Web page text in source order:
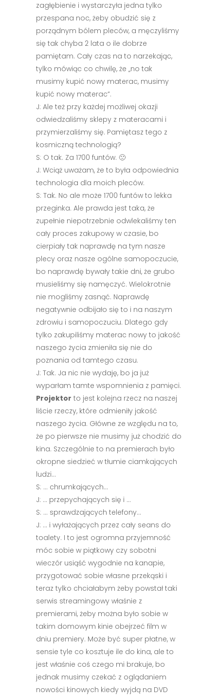
zagłębienie i wystarczyła jedna tylko
przespana noc, żeby obudzić się z
porządnym bólem pleców, a męczyliśmy
się tak chyba 2 lata o ile dobrze
pamiętam. Cały czas na to narzekając,
tylko mówiąc co chwilę, że „no tak
musimy kupić nowy materac, musimy
kupić nowy materac”.
J: Ale też przy każdej możliwej okazji
odwiedzaliśmy sklepy z materacami i
przymierzaliśmy się. Pamiętasz tego z
kosmiczną technologią?
S: O tak. Za 1700 funtów. 🙁
J: Wciąż uważam, że to była odpowiednia
technologia dla moich pleców.
S: Tak. No ale może 1700 funtów to lekka
przeginka. Ale prawda jest taka, że
zupełnie niepotrzebnie odwlekaliśmy ten
cały proces zakupowy w czasie, bo
cierpiały tak naprawdę na tym nasze
plecy oraz nasze ogólne samopoczucie,
bo naprawdę bywały takie dni, że grubo
musieliśmy się namęczyć. Wielokrotnie
nie mogliśmy zasnąć. Naprawdę
negatywnie odbijało się to i na naszym
zdrowiu i samopoczuciu. Dlatego gdy
tylko zakupiliśmy materac nowy to jakość
naszego życia zmieniła się nie do
poznania od tamtego czasu.
J: Tak. Ja nic nie wydaję, bo ja już
wyparłam tamte wspomnienia z pamięci.
Projektor to jest kolejna rzecz na naszej
liście rzeczy, które odmieniły jakość
naszego życia. Główne ze względu na to,
że po pierwsze nie musimy już chodzić do
kina. Szczególnie to na premierach było
okropne siedzieć w tłumie ciamkających
ludzi…
S: … chrumkających…
J: … przepychających się i …
S: … sprawdzających telefony…
J: … i wyłażających przez cały seans do
toalety. I to jest ogromna przyjemność
móc sobie w piątkowy czy sobotni
wieczór usiąść wygodnie na kanapie,
przygotować sobie własne przekąski i
teraz tylko chciałabym żeby powstał taki
serwis streamingowy właśnie z
premierami, żeby można było sobie w
takim domowym kinie obejrzeć film w
dniu premiery. Może być super płatne, w
sensie tyle co kosztuje ile do kina, ale to
jest właśnie coś czego mi brakuje, bo
jednak musimy czekać z oglądaniem
nowości kinowych kiedy wyjdą na DVD